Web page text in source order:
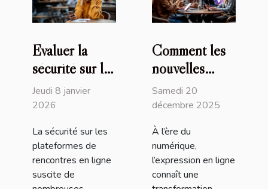
Évaluer la
sécurité sur les
plateformes de
rencontres en
ligne
Jeudi 8 janvier
2026
La sécurité sur les
plateformes de
rencontres en ligne
suscite de
Comment les
nouvelles
plateformes
modifient-elles
les règles de
l'expression en
ligne ?
Samedi 20
décembre 2025
À l’ère du
numérique,
l’expression en ligne
connaît une